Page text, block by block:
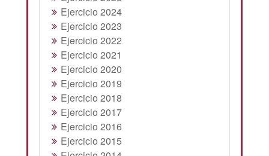
Ejercicio 2024
Ejercicio 2023
Ejercicio 2022
Ejercicio 2021
Ejercicio 2020
Ejercicio 2019
Ejercicio 2018
Ejercicio 2017
Ejercicio 2016
Ejercicio 2015